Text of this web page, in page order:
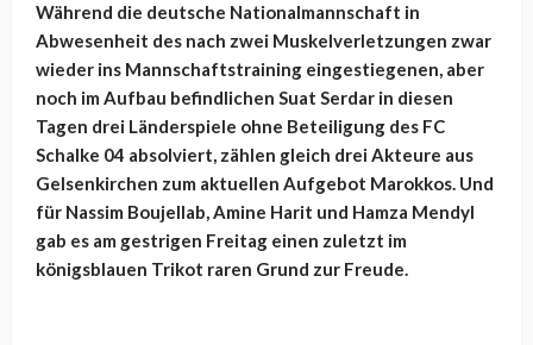
Während die deutsche Nationalmannschaft in
Abwesenheit des nach zwei Muskelverletzungen zwar
wieder ins Mannschaftstraining eingestiegenen, aber
noch im Aufbau befindlichen Suat Serdar in diesen
Tagen drei Länderspiele ohne Beteiligung des FC
Schalke 04 absolviert, zählen gleich drei Akteure aus
Gelsenkirchen zum aktuellen Aufgebot Marokkos. Und
für Nassim Boujellab, Amine Harit und Hamza Mendyl
gab es am gestrigen Freitag einen zuletzt im
königsblauen Trikot raren Grund zur Freude.